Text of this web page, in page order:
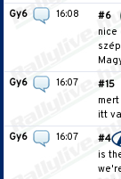
Gy6
16:08 #6
nice
Gy6
16:07 #15
itt
Gy6
16:07 #4
is